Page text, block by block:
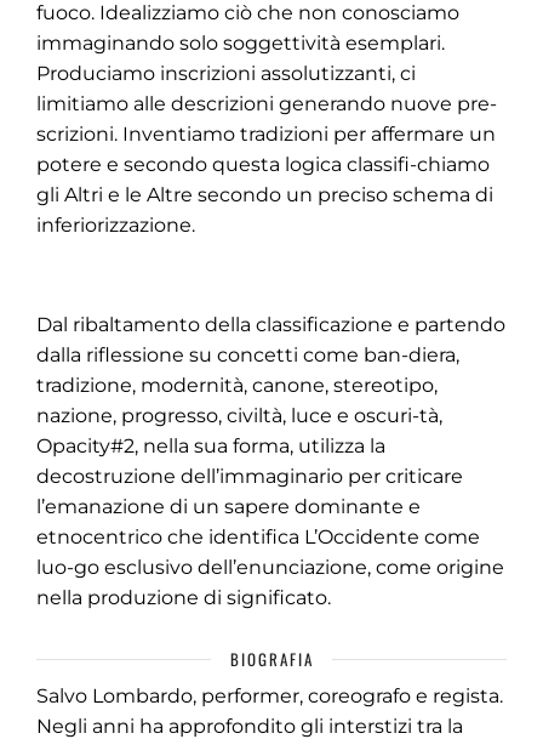
fuoco. Idealizziamo ciò che non conosciamo
immaginando solo soggettività esemplari.
Produciamo inscrizioni assolutizzanti, ci
limitiamo alle descrizioni generando nuove pre-
scrizioni. Inventiamo tradizioni per affermare un
potere e secondo questa logica classifi-chiamo
gli Altri e le Altre secondo un preciso schema di
inferiorizzazione.
Dal ribaltamento della classificazione e partendo
dalla riflessione su concetti come ban-diera,
tradizione, modernità, canone, stereotipo,
nazione, progresso, civiltà, luce e oscuri-tà,
Opacity#2, nella sua forma, utilizza la
decostruzione dell’immaginario per criticare
l’emanazione di un sapere dominante e
etnocentrico che identifica L’Occidente come
luo-go esclusivo dell’enunciazione, come origine
nella produzione di significato.
BIOGRAFIA
Salvo Lombardo, performer, coreografo e regista.
Negli anni ha approfondito gli interstizi tra la